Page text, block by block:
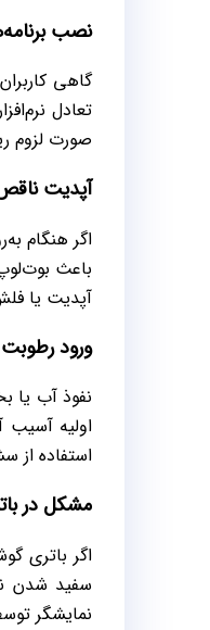
نصب
گاهی
تعادل
صورت لزوم
آپدیت
اگر هنگام
باعث
آپدیت یا
ورود
نفوذ آب یا
اولیه
استفاده از
مشکل در
اگر باتری
سفید شدن
نمایشگر